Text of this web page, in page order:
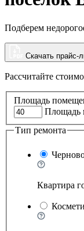
Подберем
Скачать прайс-
Рассчитайте
Площадь
Площадь
Тип ремонта
Квартира